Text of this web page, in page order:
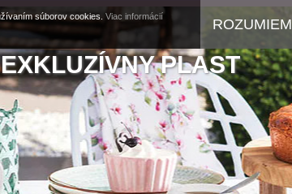
PLAST
súborov cookies. Viac informácií
ROZUMIEM